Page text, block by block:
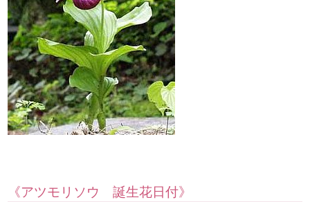
《アツモリソウ 誕生花日付》